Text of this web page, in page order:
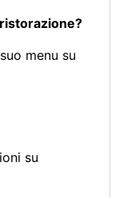
menu su
su